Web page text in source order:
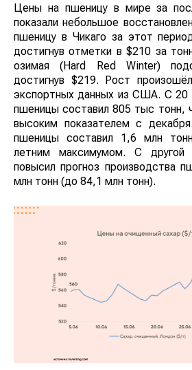
Цены на пшеницу в мире за
показали небольшое
пшеницу в Чикаго за этот
достигнув отметки в $210 за
озимая (Hard Red Winter)
достигнув $219. Рост
экспортных данных из США. С 20
пшеницы составил 805 тыс тонн,
высоким показателем с
пшеницы составил 1,6 млн
летним максимумом. С другой
повысил прогноз производства
млн тонн (до 84,1 млн тонн).